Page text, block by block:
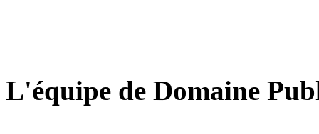
L'équipe de Domaine